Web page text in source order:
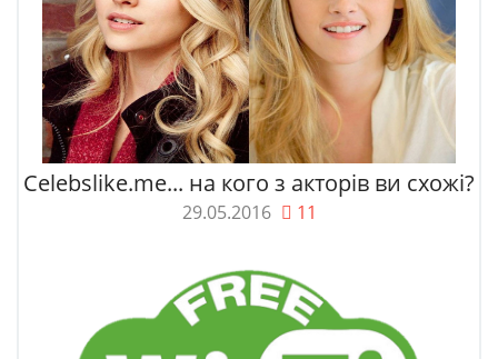
Celebslike.me... на кого з акторів ви схожі?
29.05.2016 11